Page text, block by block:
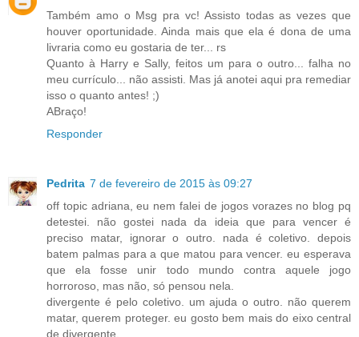
Também amo o Msg pra vc! Assisto todas as vezes que
houver oportunidade. Ainda mais que ela é dona de uma
livraria como eu gostaria de ter... rs
Quanto à Harry e Sally, feitos um para o outro... falha no
meu currículo... não assisti. Mas já anotei aqui pra remediar
isso o quanto antes! ;)
ABraço!
Responder
Pedrita 7 de fevereiro de 2015 às 09:27
off topic adriana, eu nem falei de jogos vorazes no blog pq
detestei. não gostei nada da ideia que para vencer é
preciso matar, ignorar o outro. nada é coletivo. depois
batem palmas para a que matou para vencer. eu esperava
que ela fosse unir todo mundo contra aquele jogo
horroroso, mas não, só pensou nela.
divergente é pelo coletivo. um ajuda o outro. não querem
matar, querem proteger. eu gosto bem mais do eixo central
de divergente.